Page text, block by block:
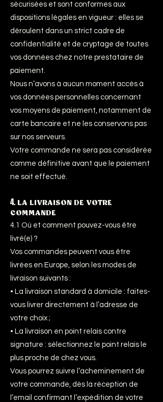
sécurisées et sont conformes aux
dispositions légales en vigueur : elles se
déroulent dans un strict cadre de
confidentialité et de cryptage de toutes
vos données chez notre prestataire de
paiement.
Nous n’avons à aucun moment accès à
vos données personnelles concernant
vos moyens de paiement, notamment de
carte bancaire et ne les conservons pas
sur nos serveurs.
Votre commande ne sera pas considérée
comme définitive avant que le paiement
ne soit effectué.
4. LA LIVRAISON DE VOTRE
COMMANDE
4.1 Où et comment pouvez-vous être
livré(e) ?
Vos commandes peuvent vous être
livrées en Europe, selon les modes de
livraison suivants :
• La livraison standard à domicile : faites-
vous livrer directement à l’adresse de
votre choix ;
• La livraison en point relais contre
signature : sélectionnez le point relais le
plus proche de chez vous.
Vous pourrez suivre l’acheminement de
votre commande, dès la réception de
l’email confirmant l’expédition de votre